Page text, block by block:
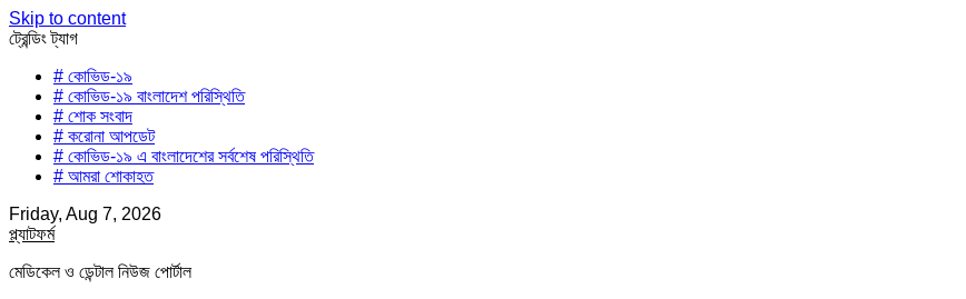
Skip to content
ট্রেন্ডিং ট্যাগ
# কোভিড-১৯
# কোভিড-১৯ বাংলাদেশ পরিস্থিতি
# শোক সংবাদ
# করোনা আপডেট
# কোভিড-১৯ এ বাংলাদেশের সর্বশেষ পরিস্থিতি
# আমরা শোকাহত
Friday, Aug 7, 2026
প্ল্যাটফর্ম
মেডিকেল ও ডেন্টাল নিউজ পোর্টাল